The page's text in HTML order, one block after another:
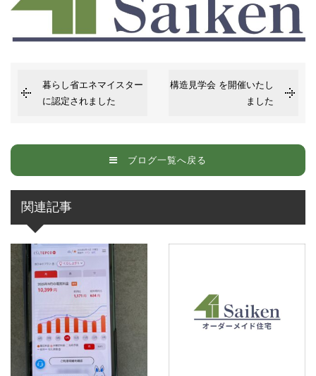
暮らし省エネマイスター
に認定されました
構造見学会 を開催いたし
ました
ブログ一覧へ戻る
関連記事